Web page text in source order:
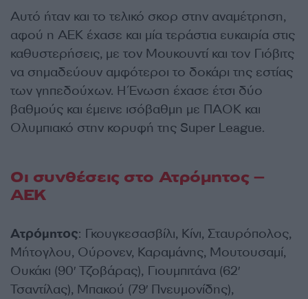
Αυτό ήταν και το τελικό σκορ στην αναμέτρηση,
αφού η ΑΕΚ έχασε και μία τεράστια ευκαιρία στις
καθυστερήσεις, με τον Μουκουντί και τον Γιόβιτς
να σημαδεύουν αμφότεροι το δοκάρι της εστίας
των γηπεδούχων. Η Ένωση έχασε έτσι δύο
βαθμούς και έμεινε ισόβαθμη με ΠΑΟΚ και
Ολυμπιακό στην κορυφή της Super League.
Οι συνθέσεις στο Ατρόμητος –
ΑΕΚ
Ατρόμητος: Γκουγκεσασβίλι, Κίνι, Σταυρόπολος,
Μήτογλου, Ούρονεν, Καραμάνης, Μουτουσαμί,
Ουκάκι (90′ Τζοβάρας), Γιουμπιτάνα (62′
Τσαντίλας), Μπακού (79′ Πνευμονίδης),